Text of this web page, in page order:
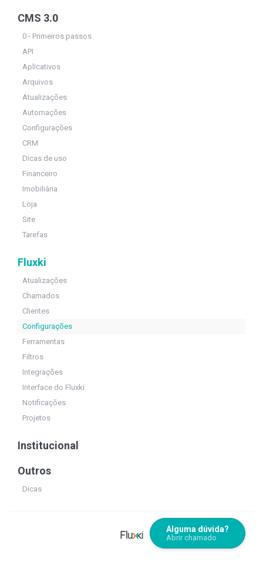
CMS 3.0
0 - Primeiros passos
API
Aplicativos
Arquivos
Atualizações
Automações
Configurações
CRM
Dicas de uso
Financeiro
Imobiliária
Loja
Site
Tarefas
Fluxki
Atualizações
Chamados
Clientes
Configurações
Ferramentas
Filtros
Integrações
Interface do Fluxki
Notificações
Projetos
Institucional
Outros
Dicas
Alguma dúvida?
Abrir chamado